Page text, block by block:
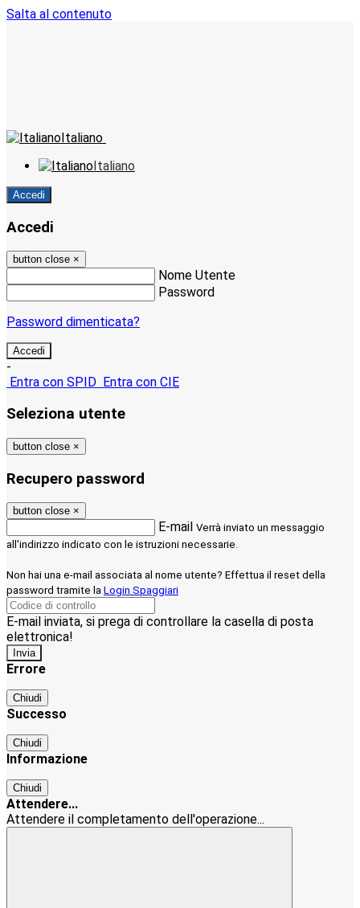
Salta al contenuto
Italiano
Italiano
Accedi
Accedi
button close ×
Nome Utente
Password
Password dimenticata?
-
Entra con SPID Entra con CIE
Seleziona utente
button close ×
Recupero password
button close ×
E-mail Verrà inviato un messaggio
all'indirizzo indicato con le istruzioni necessarie.
Non hai una e-mail associata al nome utente? Effettua il reset della
password tramite la Login Spaggiari
E-mail inviata, si prega di controllare la casella di posta
elettronica!
Errore
Chiudi
Successo
Chiudi
Informazione
Chiudi
Attendere...
Attendere il completamento dell'operazione...